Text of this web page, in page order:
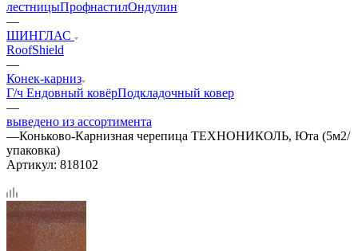
лестницыПрофнастилОндулин
—
ШИНГЛАС
RoofShield
—
Конек-карниз
Г/ч Ендовный ковёрПодкладочный ковер
—
выведено из ассортимента
—Коньково-Карнизная черепица ТЕХНОНИКОЛЬ, Юта (5м2/
упаковка)
Артикул: 818102